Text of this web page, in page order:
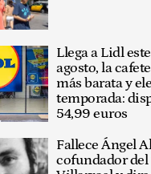
Llega a Lidl
agosto, la
más barata y
temporada:
54,99 euros
Fallece Ángel
cofundador del